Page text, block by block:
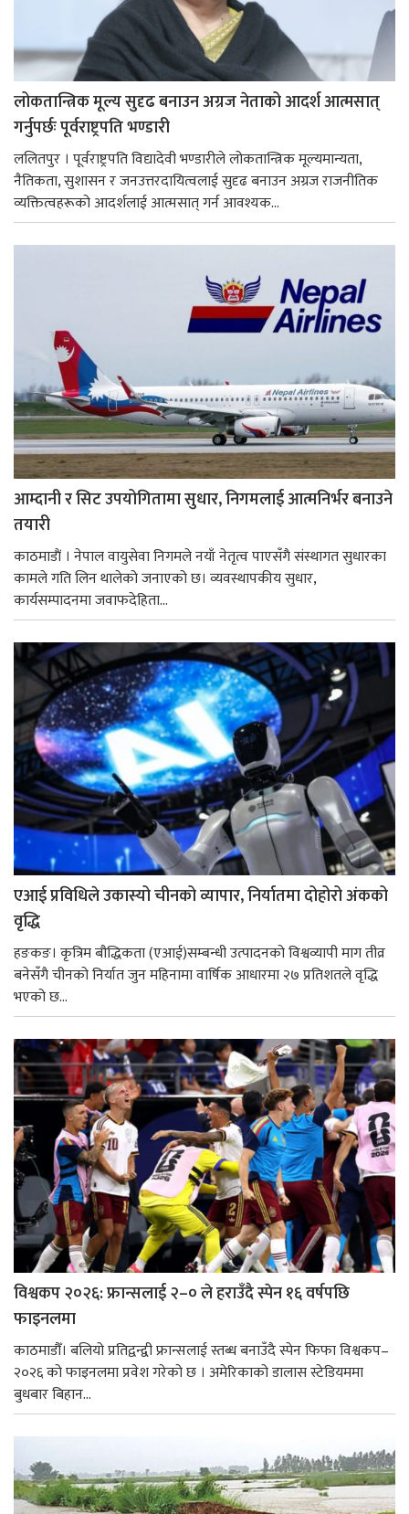
लोकतान्त्रिक मूल्य सुदृढ बनाउन अग्रज नेताको आदर्श आत्मसात्
गर्नुपर्छः पूर्वराष्ट्रपति भण्डारी
ललितपुर । पूर्वराष्ट्रपति विद्यादेवी भण्डारीले लोकतान्त्रिक मूल्यमान्यता,
नैतिकता, सुशासन र जनउत्तरदायित्वलाई सुदृढ बनाउन अग्रज राजनीतिक
व्यक्तित्वहरूको आदर्शलाई आत्मसात् गर्न आवश्यक...
आम्दानी र सिट उपयोगितामा सुधार, निगमलाई आत्मनिर्भर बनाउने
तयारी
काठमाडाैं । नेपाल वायुसेवा निगमले नयाँ नेतृत्व पाएसँगै संस्थागत सुधारका
कामले गति लिन थालेको जनाएको छ। व्यवस्थापकीय सुधार,
कार्यसम्पादनमा जवाफदेहिता...
एआई प्रविधिले उकास्यो चीनको व्यापार, निर्यातमा दोहोरो अंकको
वृद्धि
हङकङ। कृत्रिम बौद्धिकता (एआई)सम्बन्धी उत्पादनको विश्वव्यापी माग तीव्र
बनेसँगै चीनको निर्यात जुन महिनामा वार्षिक आधारमा २७ प्रतिशतले वृद्धि
भएको छ...
विश्वकप २०२६: फ्रान्सलाई २–० ले हराउँदै स्पेन १६ वर्षपछि
फाइनलमा
काठमाडौँ। बलियो प्रतिद्वन्द्वी फ्रान्सलाई स्तब्ध बनाउँदै स्पेन फिफा विश्वकप–
२०२६ को फाइनलमा प्रवेश गरेको छ । अमेरिकाको डालास स्टेडियममा
बुधबार बिहान...